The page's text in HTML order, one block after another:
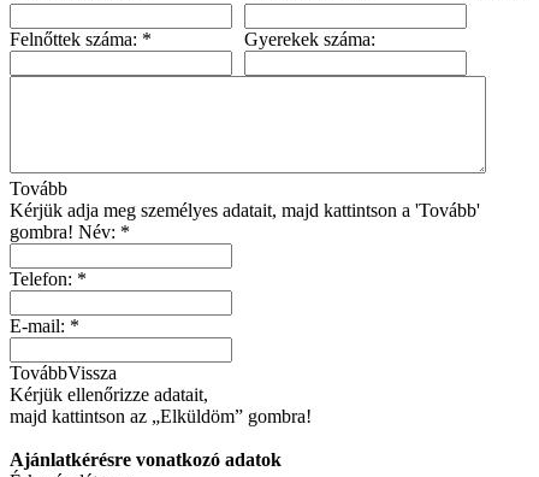
Felnőttek száma: * Gyerekek száma:
Tovább
Kérjük adja meg személyes adatait, majd kattintson a 'Tovább'
gombra! Név: *
Telefon: *
E-mail: *
TovábbVissza
Kérjük ellenőrizze adatait,
majd kattintson az „Elküldöm” gombra!
Ajánlatkérésre vonatkozó adatok